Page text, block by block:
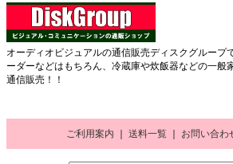
オーディオビジュアルの通信販売ディスクグループ
ーダーなどはもちろん、冷蔵庫や炊飯器などの一般
通信販売！！
ご利用案内 送料一覧 お問い合わ